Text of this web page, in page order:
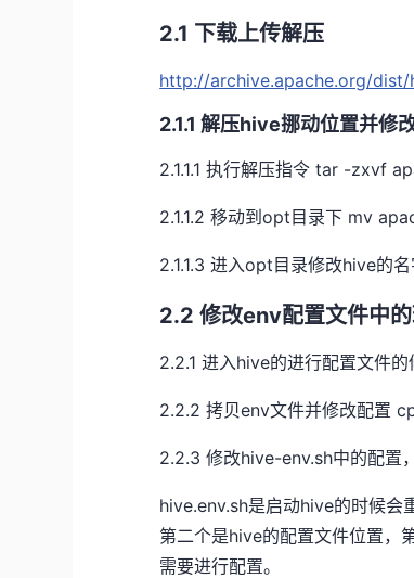
2.1 下载上传解压
http://archive.apache.org/dist/
2.1.1 解压hive挪动位置并修
2.1.1.1 执行解压指令 tar -zxvf
2.1.1.2 移动到opt目录下 mv
2.1.1.3 进入opt目录修改hive的
2.2 修改env配置文件中
2.2.1 进入hive的进行配置文件
2.2.2 拷贝env文件并修改配置
2.2.3 修改hive-env.sh中的配置
hive.env.sh是启动hive的时候会
第二个是hive的配置文件位置，
需要进行配置。